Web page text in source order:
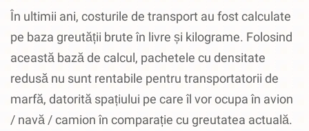
În ultimii ani, costurile de transport au fost calculate
pe baza greutății brute în livre și kilograme. Folosind
această bază de calcul, pachetele cu densitate
redusă nu sunt rentabile pentru transportatorii de
marfă, datorită spațiului pe care îl vor ocupa în avion
/ navă / camion în comparație cu greutatea actuală.